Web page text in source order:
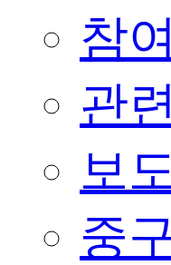
참
관
보
중